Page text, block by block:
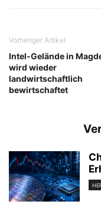
Vorheriger Artikel
Intel-Gelände in
wird wieder
landwirtschaftlich
bewirtschaftet